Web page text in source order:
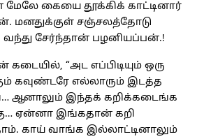
கையை தூக்கிக் காட்டினார்
மனதுக்குள் சஞ்சலத்தோடு
வந்து சேர்ந்தான் பழனியப்பன்.!
“அட எப்பிடியும் ஒரு
கவுண்டரே எல்லாரும் இடத்த
ஆனாலும் இந்தக் கறிக்கடைங்க
ஏன்னா இங்கதான் கறி
காய் வாங்க இல்லாட்டினாலும்